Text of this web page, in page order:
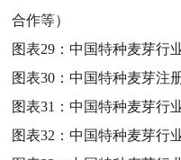
合作等）
图表29：中国特种麦芽行
图表30：中国特种麦芽注
图表31：中国特种麦芽行
图表32：中国特种麦芽行